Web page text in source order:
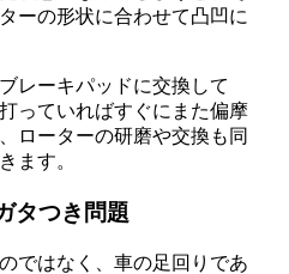
ーの形状に合わせて凸凹に
レーキパッドに交換して
っていればすぐにまた偏摩
ローターの研磨や交換も同
ます。
タつき問題
ではなく、車の足回りであ